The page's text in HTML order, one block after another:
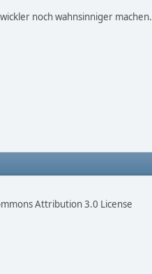
noch wahnsinniger machen.
Attribution 3.0 License